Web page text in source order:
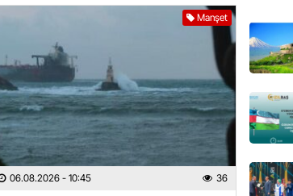
Manşet
06.08.2026 - 10:45 36
HADISƏ
söydü,